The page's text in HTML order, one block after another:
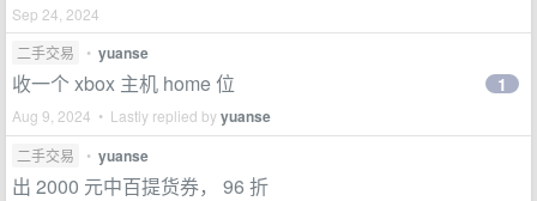
Sep 24, 2024
二手交易
• yuanse
收一个 xbox 主机 home 位
Aug 9, 2024 • Lastly replied byyuanse
1
二手交易 • yuanse
出 2000 元中百提货券， 96 折